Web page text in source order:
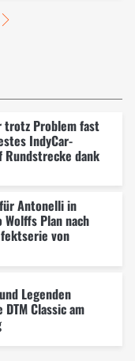
trotz Problem fast
IndyCar-
Rundstrecke dank
Antonelli in
Wolffs Plan nach
von
Legenden
Classic am